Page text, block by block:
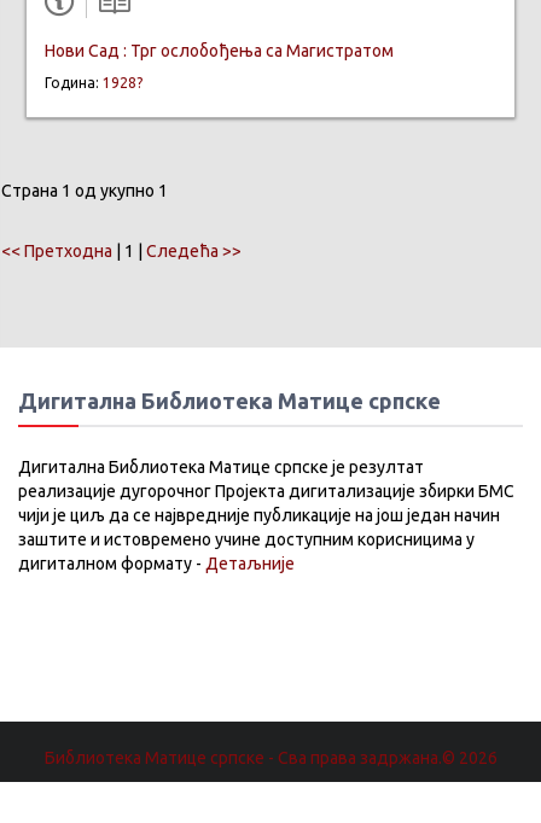
Нови Сад : Трг ослобођења са Магистратом
Година: 1928?
Страна 1 од укупно 1
<< Претходна | 1 | Следећа >>
Дигитална Библиотека Матице српске
Дигитална Библиотека Матице српске је резултат
реализације дугорочног Пројекта дигитализације збирки БМС
чији је циљ да се највредније публикације на још један начин
заштите и истовремено учине доступним корисницима у
дигиталном формату - Детаљније
Библиотека Матице српске - Сва права задржана.© 2026